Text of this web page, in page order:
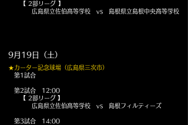
【 2部リーグ 】
広島県立佐伯高等学校 vs 島根県立島根中央高等学校
9月19日（土）
★カーター記念球場（広島県三次市）
第1試合
第2試合 12:00
【 2部リーグ 】
広島県立佐伯高等学校 vs 島根フィルティーズ
第3試合 14:00